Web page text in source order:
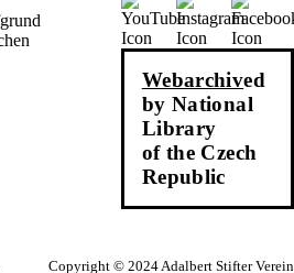
Webarchived
by National
Library
of the Czech
Republic
Copyright © 2024 Adalbert Stifter Verein